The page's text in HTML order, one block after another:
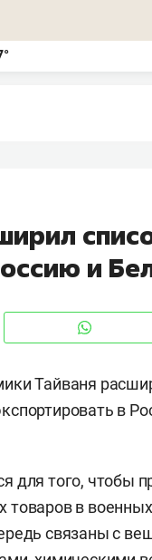
и
Тайваня
в
для того, чтобы
товаров в
связаны с